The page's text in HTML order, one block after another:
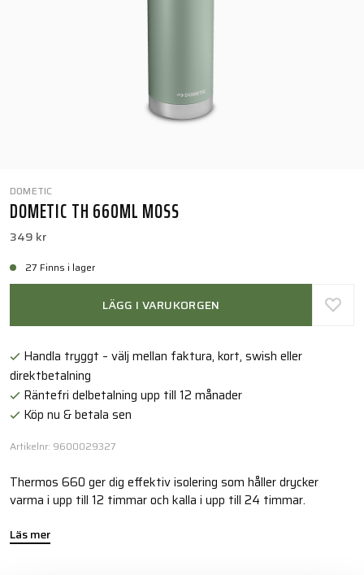
DOMETIC
DOMETIC TH 660ML MOSS
349 kr
27 Finns i lager
LÄGG I VARUKORGEN
Handla tryggt – välj mellan faktura, kort, swish eller
direktbetalning
Räntefri delbetalning upp till 12 månader
Köp nu & betala sen
Artikelnr: 9600029327
Thermos 660 ger dig effektiv isolering som håller drycker
varma i upp till 12 timmar och kalla i upp till 24 timmar.
Läs mer